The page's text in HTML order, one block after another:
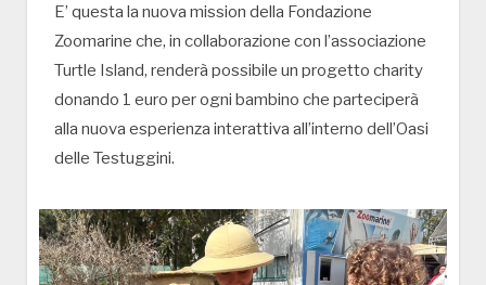
E’ questa la nuova mission della Fondazione
Zoomarine che, in collaborazione con l’associazione
Turtle Island, renderà possibile un progetto charity
donando 1 euro per ogni bambino che parteciperà
alla nuova esperienza interattiva all’interno dell’Oasi
delle Testuggini.